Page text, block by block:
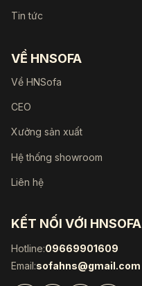
Tin tức
VỀ HNSOFA
Về HNSofa
CEO
Xưởng sản xuất
Hệ thống showroom
Liên hệ
KẾT NỐI VỚI HNSOFA
Hotline:09669901609
Email:sofahns@gmail.com